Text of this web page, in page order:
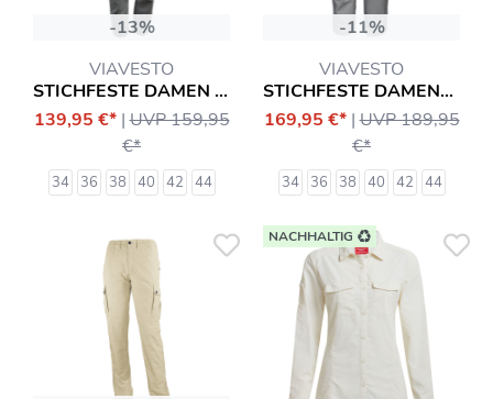
-13%
VIAVESTO
STICHFESTE DAMEN SLIM-HOSE INFANTE
139,95 €* |UVP 159,95
€*
34 36 38 40 42 44
-11%
VIAVESTO
STICHFESTE DAMEN-ZIPP-HOSE EANES
169,95 €* |UVP 189,95
€*
34 36 38 40 42 44
NACHHALTIG